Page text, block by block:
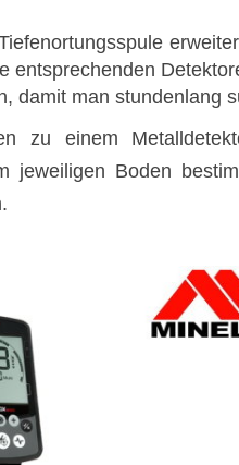
entsprechenden
damit man stundenlang
zu einem
jeweiligen Boden